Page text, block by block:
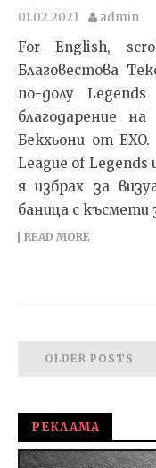
01.02.2021 admin
For English,
Благовестова
по-долу
благодарение
Бекхьони от
League of Legends
я избрах за
баница с късмети
READ MORE
OLDER POSTS
РЕКЛАМА